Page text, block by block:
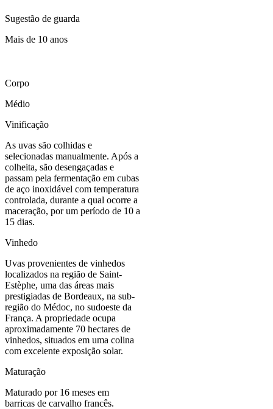
Sugestão de guarda
Mais de 10 anos
Corpo
Médio
Vinificação
As uvas são colhidas e
selecionadas manualmente. Após a
colheita, são desengaçadas e
passam pela fermentação em cubas
de aço inoxidável com temperatura
controlada, durante a qual ocorre a
maceração, por um período de 10 a
15 dias.
Vinhedo
Uvas provenientes de vinhedos
localizados na região de Saint-
Estèphe, uma das áreas mais
prestigiadas de Bordeaux, na sub-
região do Médoc, no sudoeste da
França. A propriedade ocupa
aproximadamente 70 hectares de
vinhedos, situados em uma colina
com excelente exposição solar.
Maturação
Maturado por 16 meses em
barricas de carvalho francês.